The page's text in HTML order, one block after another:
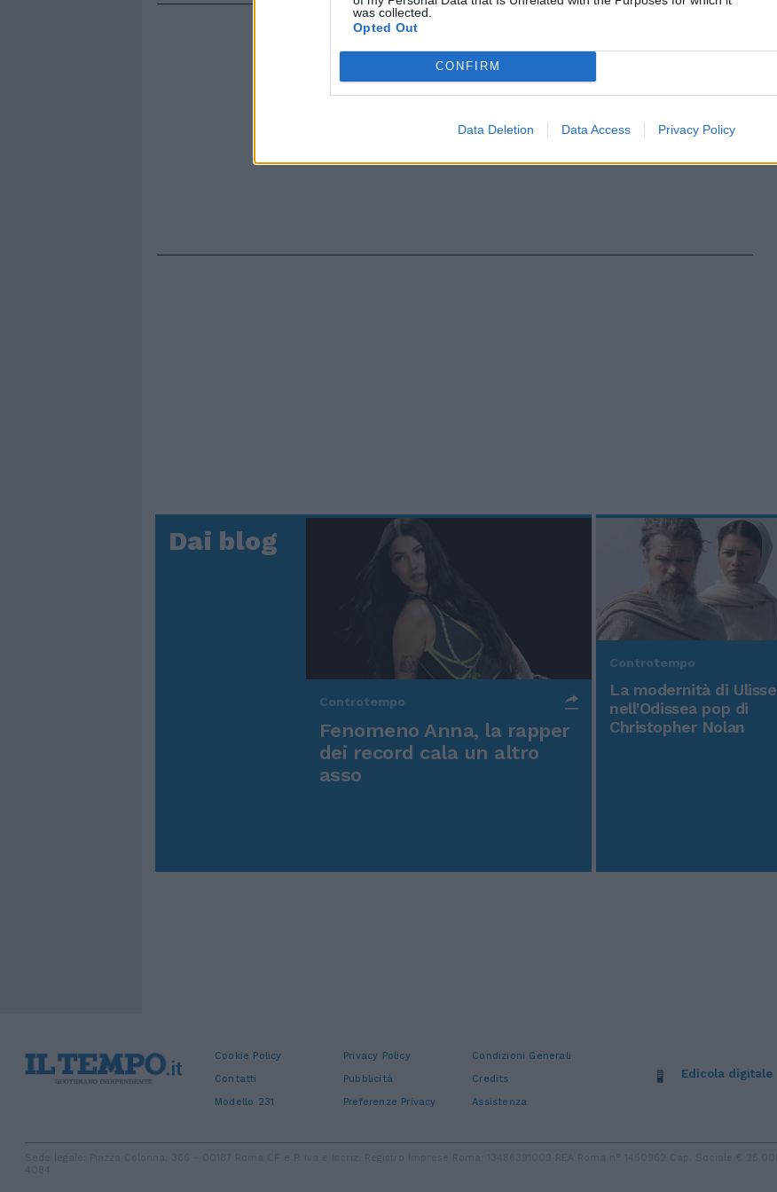
was collected.
Opted Out
CONFIRM
Data Deletion Data Access Privacy Policy
Dai blog
Controtempo
Fenomeno Anna, la rapper
dei record cala un altro
asso
Controtempo
La modernità di Ulisse
nell'Odissea pop di
Christopher Nolan
Cookie Policy Privacy Policy
Condizioni Generali
Contatti
Pubblicità
Credits
Modello 231
Preferenze Privacy Assistenza
Edicola digitale